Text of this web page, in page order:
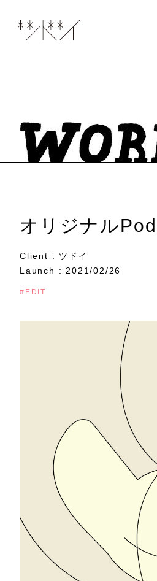
オリジナル
Client : ツドイ
Launch : 2021/02/26
#EDIT